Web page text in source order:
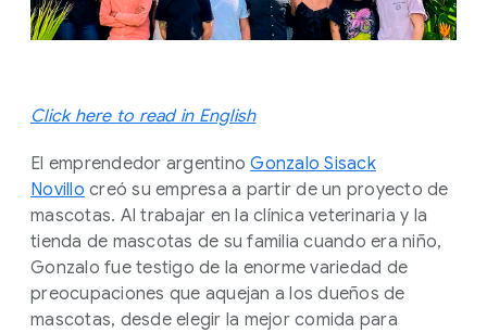
Click here to read in English
El emprendedor argentinoGonzalo Sisack
Novillo creó su empresa a partir de un proyecto de
mascotas. Al trabajar en la clínica veterinaria y la
tienda de mascotas de su familia cuando era niño,
Gonzalo fue testigo de la enorme variedad de
preocupaciones que aquejan a los dueños de
mascotas, desde elegir la mejor comida para